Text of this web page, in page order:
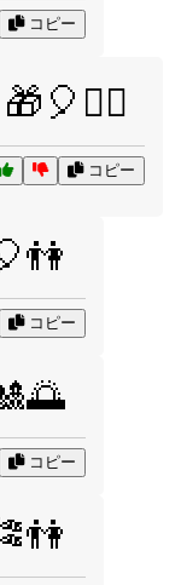
コピー
🎁🎈👯‍♂️
コピー
コピー
コピー